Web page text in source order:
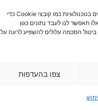
כדי לספק את חוויות המשתמש הטובות ביותר, אנו משתמשים בטכנולוגיות כמו קובצי Cookie כדי
תאפשר לנו לעבד נתונים כגון
ביטול הסכמה עלולים להשפיע לרעה על
צפו בהעדפות